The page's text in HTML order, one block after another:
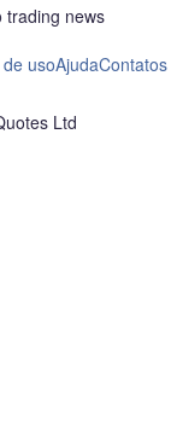
trading news
usoAjudaContatos
Ltd